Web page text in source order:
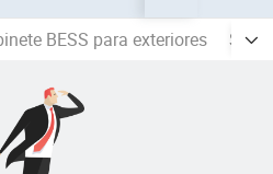
BESS para exteriores